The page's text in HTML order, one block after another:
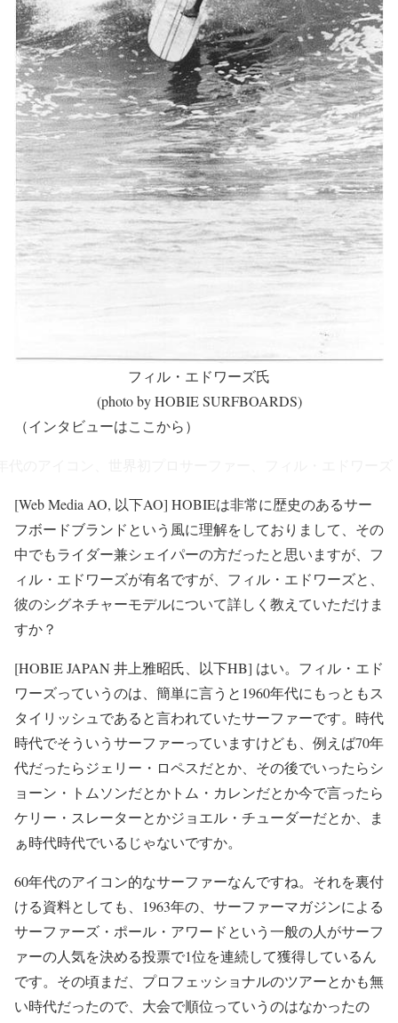
フィル・エドワーズ氏
(photo by HOBIE SURFBOARDS)
（インタビューはここから）
[Web Media AO, 以下AO] HOBIEは非常に歴史のあるサー
フボードブランドという風に理解をしておりまして、その
中でもライダー兼シェイパーの方だったと思いますが、フ
ィル・エドワーズが有名ですが、フィル・エドワーズと、
彼のシグネチャーモデルについて詳しく教えていただけま
すか？
[HOBIE JAPAN 井上雅昭氏、以下HB] はい。フィル・エド
ワーズっていうのは、簡単に言うと1960年代にもっともス
タイリッシュであると言われていたサーファーです。時代
時代でそういうサーファーっていますけども、例えば70年
代だったらジェリー・ロペスだとか、その後でいったらシ
ョーン・トムソンだとかトム・カレンだとか今で言ったら
ケリー・スレーターとかジョエル・チューダーだとか、ま
ぁ時代時代でいるじゃないですか。
60年代のアイコン的なサーファーなんですね。それを裏付
ける資料としても、1963年の、サーファーマガジンによる
サーファーズ・ポール・アワードという一般の人がサーフ
ァーの人気を決める投票で1位を連続して獲得しているん
です。その頃まだ、プロフェッショナルのツアーとかも無
い時代だったので、大会で順位っていうのはなかったの